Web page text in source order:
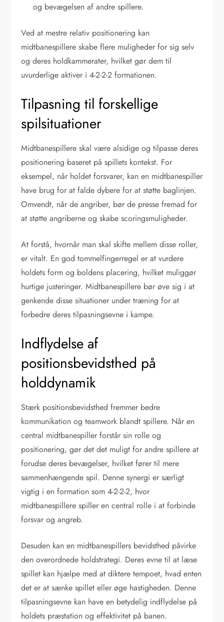
og bevægelsen af andre spillere.
Ved at mestre relativ positionering kan
midtbanespillere skabe flere muligheder for sig selv
og deres holdkammerater, hvilket gør dem til
uvurderlige aktiver i 4-2-2-2 formationen.
Tilpasning til forskellige
spilsituationer
Midtbanespillere skal være alsidige og tilpasse deres
positionering baseret på spillets kontekst. For
eksempel, når holdet forsvarer, kan en midtbanespiller
have brug for at falde dybere for at støtte baglinjen.
Omvendt, når de angriber, bør de presse fremad for
at støtte angriberne og skabe scoringsmuligheder.
At forstå, hvornår man skal skifte mellem disse roller,
er vitalt. En god tommelfingerregel er at vurdere
holdets form og boldens placering, hvilket muliggør
hurtige justeringer. Midtbanespillere bør øve sig i at
genkende disse situationer under træning for at
forbedre deres tilpasningsevne i kampe.
Indflydelse af
positionsbevidsthed på
holddynamik
Stærk positionsbevidsthed fremmer bedre
kommunikation og teamwork blandt spillere. Når en
central midtbanespiller forstår sin rolle og
positionering, gør det det muligt for andre spillere at
forudse deres bevægelser, hvilket fører til mere
sammenhængende spil. Denne synergi er særligt
vigtig i en formation som 4-2-2-2, hvor
midtbanespillere spiller en central rolle i at forbinde
forsvar og angreb.
Desuden kan en midtbanespillers bevidsthed påvirke
den overordnede holdstrategi. Deres evne til at læse
spillet kan hjælpe med at diktere tempoet, hvad enten
det er at sænke spillet eller øge hastigheden. Denne
tilpasningsevne kan have en betydelig indflydelse på
holdets præstation og effektivitet på banen.